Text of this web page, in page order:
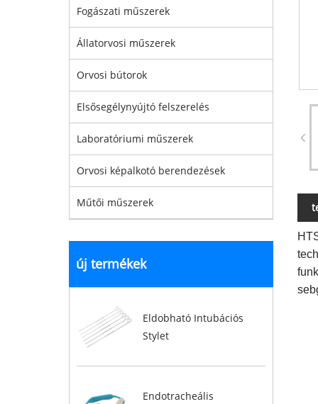
Fogászati ​​műszerek
Állatorvosi műszerek
Orvosi bútorok
Elsősegélynyújtó felszerelés
Laboratóriumi műszerek
Orvosi képalkotó berendezések
Műtői műszerek
új termékek
Eldobható Intubációs
Stylet
Endotracheális